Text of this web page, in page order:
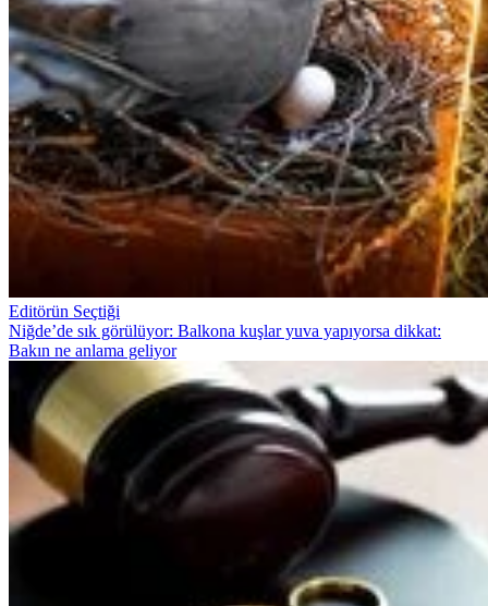
Editörün Seçtiği
Niğde’de sık görülüyor: Balkona kuşlar yuva yapıyorsa dikkat:
Bakın ne anlama geliyor